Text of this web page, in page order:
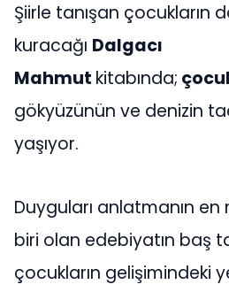
Şiirle tanışan çocukların
kuracağı Dalgacı
Mahmut kitabında;
gökyüzünün ve denizin
yaşıyor.
Duyguları anlatmanın en
biri olan edebiyatın baş
çocukların gelişimindeki